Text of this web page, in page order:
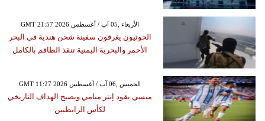
GMT 21:57 2026 الأربعاء ,05 آب / أغسطس
الحوثيون يغرقون سفينة شحن هندية في البحر
الأحمر والبحرية اليمنية تنقذ الطاقم بالكامل
GMT 11:27 2026 الخميس ,06 آب / أغسطس
ميسي يقود إنتر ميامي ويصبح الهداف التاريخي
لكأس الرابطتين